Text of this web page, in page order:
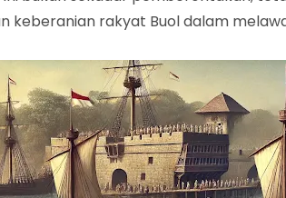
keberanian rakyat Buol dalam